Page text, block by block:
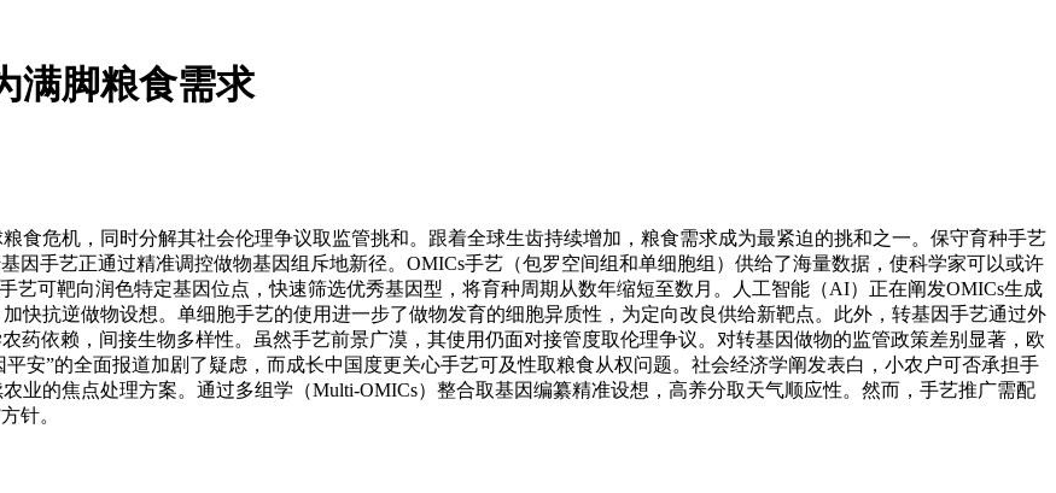
满脚粮食需求
危机，同时分解其社会伦理争议取监管挑和。跟着全球生齿持续增加，粮食需求成为最紧迫的挑和之一。保守育种手艺
因手艺正通过精准调控做物基因组斥地新径。OMICs手艺（包罗空间组和单细胞组）供给了海量数据，使科学家可以或许
艺可靶向润色特定基因位点，快速筛选优秀基因型，将育种周期从数年缩短至数月。人工智能（AI）正在阐发OMICs生成
快抗逆做物设想。单细胞手艺的使用进一步了做物发育的细胞异质性，为定向改良供给新靶点。此外，转基因手艺通过外
药依赖，间接生物多样性。虽然手艺前景广漠，其使用仍面对接管度取伦理争议。对转基因做物的监管政策差别显著，欧
安”的全面报道加剧了疑虑，而成长中国度更关心手艺可及性取粮食从权问题。社会经济学阐发表白，小农户可否承担手
业的焦点处理方案。通过多组学（Multi-OMICs）整合取基因编纂精准设想，高养分取天气顺应性。然而，手艺推广需配
针。